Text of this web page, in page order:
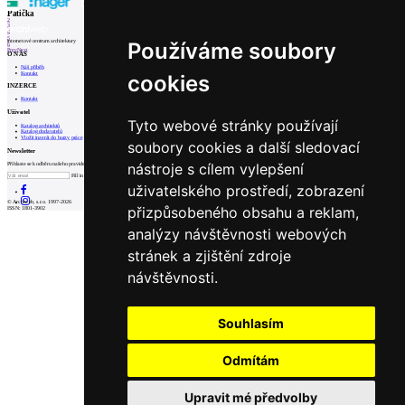
Používáme soubory
cookies
Tyto webové stránky používají
soubory cookies a další sledovací
nástroje s cílem vylepšení
uživatelského prostředí, zobrazení
přizpůsobeného obsahu a reklam,
analýzy návštěvnosti webových
stránek a zjištění zdroje
návštěvnosti.
Souhlasím
Odmítám
Upravit mé předvolby
1
2
3
4
5
6
PrevNext
Patička
internetové centrum architektury
O NÁS
Náš příběh
Kontakt
INZERCE
Kontakt
Uživatel
Katalog architektů
Katalog dodavatelů
Vložit inzerát do burzy práce
Newsletter
Přihlaste se k odběru našeho pravidelného týdenního newsletteru:
Fill in „nospam“
© Archiweb, s.r.o. 1997-2026
ISSN: 1801-3902